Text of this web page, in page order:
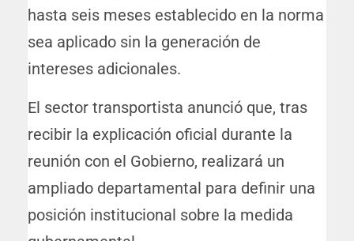
hasta seis meses establecido en la norma
sea aplicado sin la generación de
intereses adicionales.
El sector transportista anunció que, tras
recibir la explicación oficial durante la
reunión con el Gobierno, realizará un
ampliado departamental para definir una
posición institucional sobre la medida